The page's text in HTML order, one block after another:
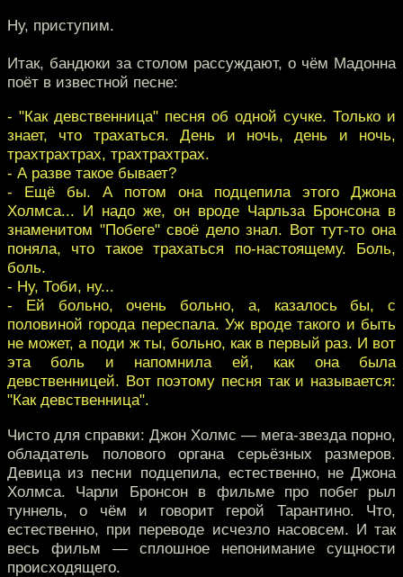
Ну, приступим.
Итак, бандюки за столом рассуждают, о чём Мадонна
поёт в известной песне:
- "Как девственница" песня об одной сучке. Только и
знает, что трахаться. День и ночь, день и ночь,
трахтрахтрах, трахтрахтрах.
- А разве такое бывает?
- Ещё бы. А потом она подцепила этого Джона
Холмса... И надо же, он вроде Чарльза Бронсона в
знаменитом "Побеге" своё дело знал. Вот тут-то она
поняла, что такое трахаться по-настоящему. Боль,
боль.
- Ну, Тоби, ну...
- Ей больно, очень больно, а, казалось бы, с
половиной города переспала. Уж вроде такого и быть
не может, а поди ж ты, больно, как в первый раз. И вот
эта боль и напомнила ей, как она была
девственницей. Вот поэтому песня так и называется:
"Как девственница".
Чисто для справки: Джон Холмс — мега-звезда порно,
обладатель полового органа серьёзных размеров.
Девица из песни подцепила, естественно, не Джона
Холмса. Чарли Бронсон в фильме про побег рыл
туннель, о чём и говорит герой Тарантино. Что,
естественно, при переводе исчезло насовсем. И так
весь фильм — сплошное непонимание сущности
происходящего.